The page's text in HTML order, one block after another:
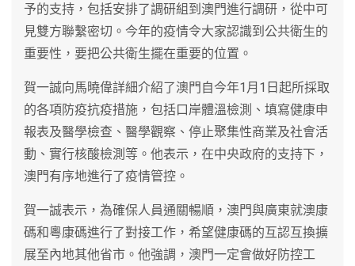
予的支持，包括安排了調研組到澳門進行調研，從中可
見雙方聯繫密切。今年的疫情令大家認識到公共衛生的
重要性，要把公共衛生擺在重要的位置。
賀一誠向馬曉偉詳細介紹了澳門自今年1月1日起所採取
的各項防疫抗疫措施，包括口岸體溫檢測、填寫健康申
報表及醫學檢查、醫學觀察、停止聚集性商業及社會活
動、實行核酸檢測等。他表示，在中央政府的支持下，
澳門有序地進行了疫情管控。
賀一誠表示，為確保人員通關暢順，澳門與廣東就澳康
碼和粵康碼進行了對接工作，希望健康碼的互認互換擴
展至內地其他省市。他強調，澳門一定會做好防控工